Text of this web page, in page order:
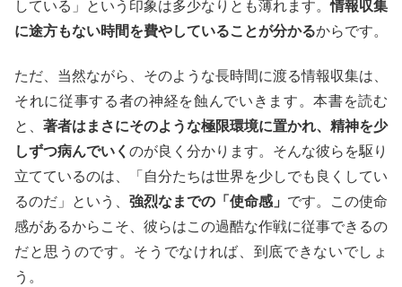
している」という印象は多少なりとも薄れます。情報収集
に途方もない時間を費やしていることが分かるからです。
ただ、当然ながら、そのような長時間に渡る情報収集は、
それに従事する者の神経を蝕んでいきます。本書を読む
と、 著者はまさにそのような極限環境に置かれ、精神を少
しずつ病んでいく のが良く分かります。そんな彼らを駆り
立てているのは、「自分たちは世界を少しでも良くしてい
るのだ」という、 強烈なまでの「使命感」 です。この使命
感があるからこそ、彼らはこの過酷な作戦に従事できるの
だと思うのです。そうでなければ、到底できないでしょ
う。